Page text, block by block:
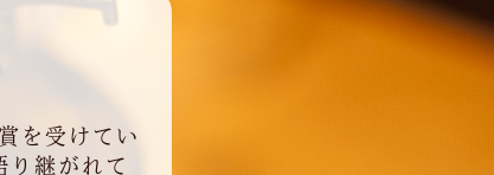
を受けてい
り継がれて